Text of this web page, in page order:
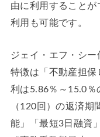
由に利用すること
利用も可能です。
ジェイ・エフ・シ
特徴は「不動産担
利は5.86％～15.0％
（120回）の返済期
能」「最短3日融資